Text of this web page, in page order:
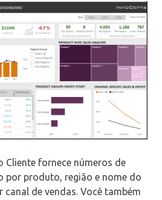
Cliente fornece números de
por produto, região e nome do
canal de vendas. Você também